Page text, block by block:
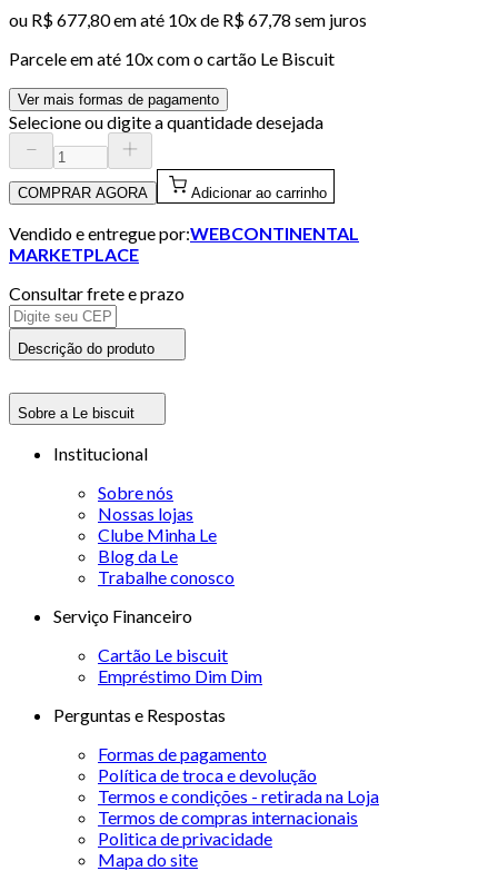
ou R$ 677,80em até 10x de R$ 67,78 sem juros
Parcele em até 10x com o cartão Le Biscuit
Ver mais formas de pagamento
Selecione ou digite a quantidade desejada
COMPRAR AGORA Adicionar ao carrinho
Vendido e entregue por:WEBCONTINENTAL
MARKETPLACE
Consultar frete e prazo
Descrição do produto
Sobre a Le biscuit
Institucional
Sobre nós
Nossas lojas
Clube Minha Le
Blog da Le
Trabalhe conosco
Serviço Financeiro
Cartão Le biscuit
Empréstimo Dim Dim
Perguntas e Respostas
Formas de pagamento
Política de troca e devolução
Termos e condições - retirada na Loja
Termos de compras internacionais
Politica de privacidade
Mapa do site